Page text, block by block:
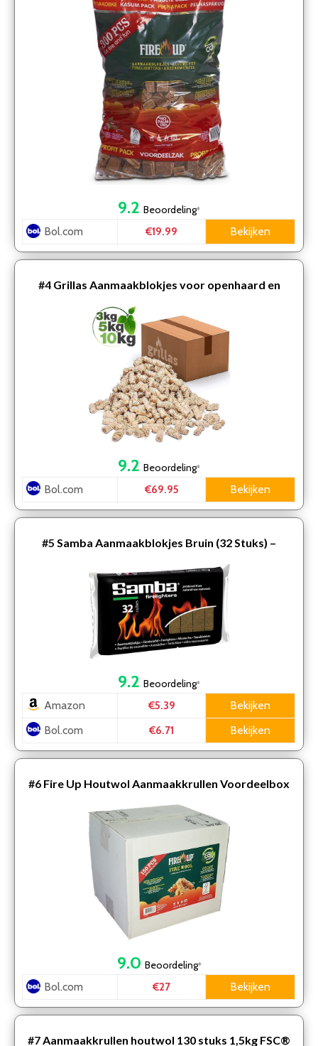
9.2 Beoordeling*
Bol.com €19.99 Bekijken
#4 Grillas Aanmaakblokjes voor openhaard en
barbecue – 10kg – 670 stuks
9.2 Beoordeling*
Bol.com €69.95 Bekijken
#5 Samba Aanmaakblokjes Bruin (32 Stuks) –
9.2 Beoordeling*
Amazon €5.39
Bekijken
Bol.com
€6.71 Bekijken
#6 Fire Up Houtwol Aanmaakkrullen Voordeelbox
150 stuks – Milieuvriendelijk – CO2 Neutraal – Ca.
9.0 Beoordeling*
Bol.com €27 Bekijken
#7Aanmaakkrullen houtwol 130 stuks 1,5kg FSC®